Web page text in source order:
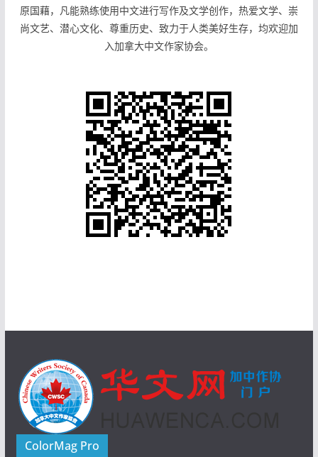
原国藉，凡能熟练使用中文进行写作及文学创作，热爱文学、崇
尚文艺、潜心文化、尊重历史、致力于人类美好生存，均欢迎加
入加拿大中文作家协会。
ColorMag Pro